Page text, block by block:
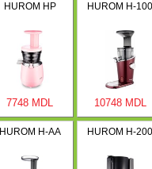
HUROM HP
7748 MDL
HUROM H-100
10748 MDL
HUROM H-AA HUROM H-200